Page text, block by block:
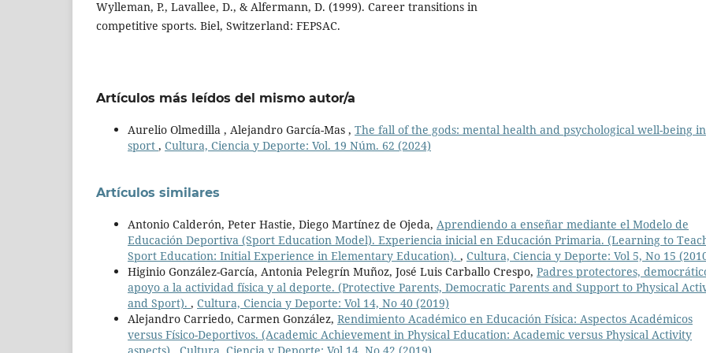
Wylleman, P., Lavallee, D., & Alfermann, D. (1999). Career transitions in
competitive sports. Biel, Switzerland: FEPSAC.
Artículos más leídos del mismo autor/a
Aurelio Olmedilla , Alejandro García-Mas , The fall of the gods: mental health and psychological well-being in
sport , Cultura, Ciencia y Deporte: Vol. 19 Núm. 62 (2024)
Artículos similares
Antonio Calderón, Peter Hastie, Diego Martínez de Ojeda, Aprendiendo a enseñar mediante el Modelo de
Educación Deportiva (Sport Education Model). Experiencia inicial en Educación Primaria. (Learning to
Sport Education: Initial Experience in Elementary Education). , Cultura, Ciencia y Deporte: Vol 5, No 15
Higinio González-García, Antonia Pelegrín Muñoz, José Luis Carballo Crespo, Padres protectores,
apoyo a la actividad física y al deporte. (Protective Parents, Democratic Parents and Support to Physical
and Sport). , Cultura, Ciencia y Deporte: Vol 14, No 40 (2019)
Alejandro Carriedo, Carmen González, Rendimiento Académico en Educación Física: Aspectos Académicos
versus Físico-Deportivos. (Academic Achievement in Physical Education: Academic versus Physical Activity